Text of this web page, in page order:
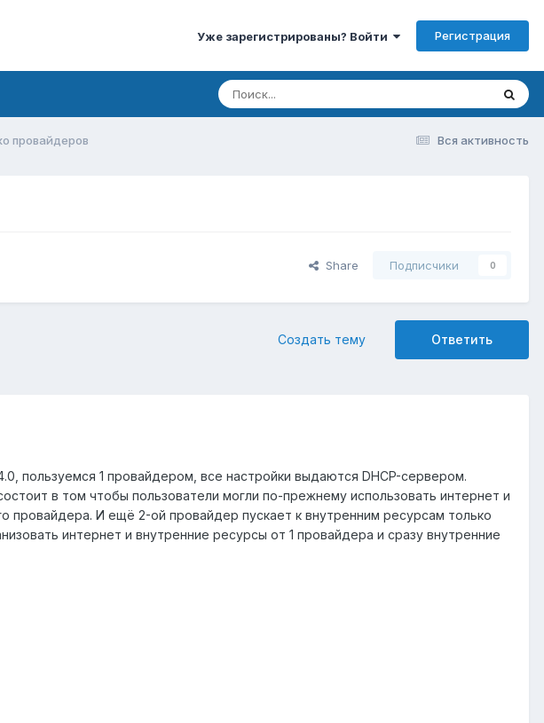
Уже зарегистрированы? Войти Регистрация
Вся активность
провайдеров
Share Подписчики 0
Ответить
Создать тему
пользуемся 1 провайдером, все настройки выдаются DHCP-сервером.
в том чтобы пользователи могли по-прежнему использовать интернет и
провайдера. И ещё 2-ой провайдер пускает к внутренним ресурсам только
интернет и внутренние ресурсы от 1 провайдера и сразу внутренние